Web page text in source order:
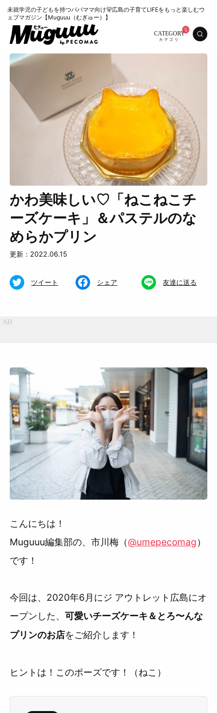
未就学児の子どもを持つパパママ向け🐻広島の子育てLIFEをもっと楽しむウ
ェブマガジン【Muguuu（むぎゅー）】
CATEGORY
特集 くらし
運営会社
広告掲載について プライバシーポリシー
インフォマティブデータポリシ
ー
お問合せ
かわ美味しい♡「ねこねこチ
ーズケーキ」＆パステルのな
めらかプリン
更新：2022.06.15
ツイート シェア 友達に送る
こんにちは！
Muguuu編集部の、市川梅（@umepecomag）
です！
今回は、2020年6月にジ アウトレット広島にオ
ープンした、 可愛いチーズケーキ＆とろ〜んな
プリンのお店をご紹介します！
ヒントは！このポーズです！（ねこ）